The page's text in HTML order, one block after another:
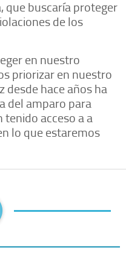
que buscaría proteger
de los
en nuestro
priorizar en nuestro
desde hace años ha
del amparo para
acceso a a
lo que estaremos